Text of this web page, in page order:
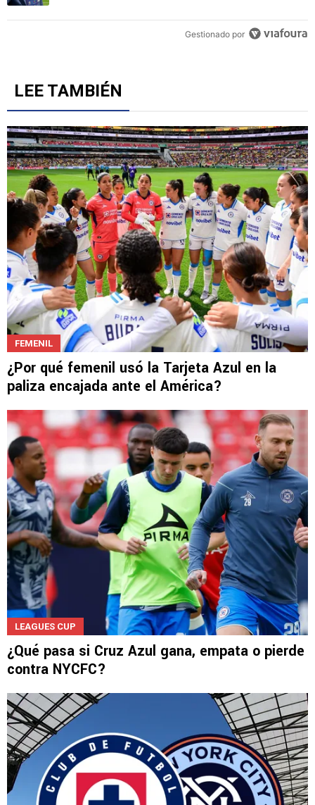
Un artículo de tendencia con el título "Adrián Esparza señaló el
Adrián Esparza señaló el punto más débil de Cruz
LEE TAMBIÉN
¿Por qué femenil usó la Tarjeta Azul en la
paliza encajada ante el América?
¿Qué pasa si Cruz Azul gana, empata o pierde
contra NYCFC?